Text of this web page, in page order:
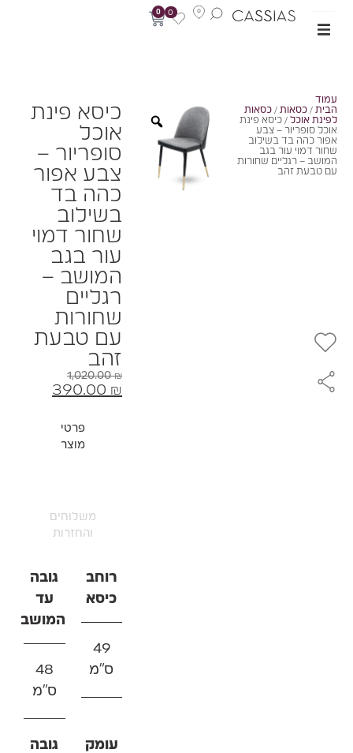
0
/כסאות/כסאות
אוכל/ כיסא פינת
סופריור – צבע
כהה בד בשילוב
דמוי עור בגב
– רגליים שחורות
טבעת זהב
כיסא פינת
אוכל
סופריור –
צבע אפור
כהה בד
בשילוב
שחור דמוי
עור בגב
המושב –
רגליים
שחורות
עם טבעת
זהב
1,020.00
390.00
פרטי
מוצר
משלוחים
והחזרות
רוחב
כיסא
ס"מ
גובה
המושב
ס"מ
עומק
גובה